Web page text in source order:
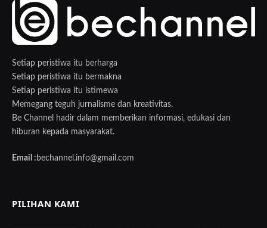
Setiap peristiwa itu berharga
Setiap peristiwa itu bermakna
Setiap peristiwa itu istimewa
Memegang teguh jurnalisme dan kreativitas.
Be Channel hadir dalam memberikan informasi, edukasi dan
hiburan kepada masyarakat.
Email : bechannel.info@gmail.com
PILIHAN KAMI